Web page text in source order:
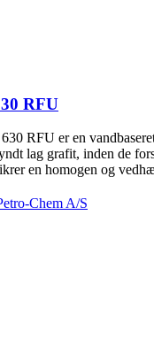
RFU
RFU er en
lag grafit, inden de
en homogen og